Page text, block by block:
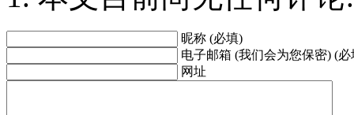
昵称 (必填)
电子邮箱 (我们会为您保密) (必
网址